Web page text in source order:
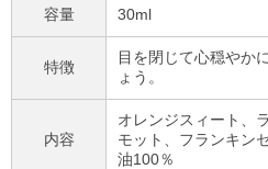
容量 30ml
特徴
目を閉じて心穏やか
ょう。
内容
オレンジスィート、
モット、フランキン
油100％